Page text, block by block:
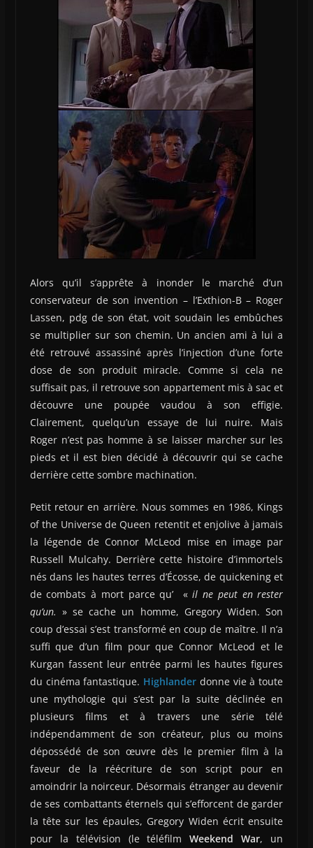
Alors qu’il s’apprête à inonder le marché d’un
conservateur de son invention – l’Exthion-B – Roger
Lassen, pdg de son état, voit soudain les embûches
se multiplier sur son chemin. Un ancien ami à lui a
été retrouvé assassiné après l’injection d’une forte
dose de son produit miracle. Comme si cela ne
suffisait pas, il retrouve son appartement mis à sac et
découvre une poupée vaudou à son effigie.
Clairement, quelqu’un essaye de lui nuire. Mais
Roger n’est pas homme à se laisser marcher sur les
pieds et il est bien décidé à découvrir qui se cache
derrière cette sombre machination.
Petit retour en arrière. Nous sommes en 1986, Kings
of the Universe de Queen retentit et enjolive à jamais
la légende de Connor McLeod mise en image par
Russell Mulcahy. Derrière cette histoire d’immortels
nés dans les hautes terres d’Écosse, de quickening et
de combats à mort parce qu’ «il ne peut en rester
qu’un. » se cache un homme, Gregory Widen. Son
coup d’essai s’est transformé en coup de maître. Il n’a
suffi que d’un film pour que Connor McLeod et le
Kurgan fassent leur entrée parmi les hautes figures
du cinéma fantastique. Highlander donne vie à toute
une mythologie qui s’est par la suite déclinée en
plusieurs films et à travers une série télé
indépendamment de son créateur, plus ou moins
dépossédé de son œuvre dès le premier film à la
faveur de la réécriture de son script pour en
amoindrir la noirceur. Désormais étranger au devenir
de ses combattants éternels qui s’efforcent de garder
la tête sur les épaules, Gregory Widen écrit ensuite
pour la télévision (le téléfilmWeekend War, un